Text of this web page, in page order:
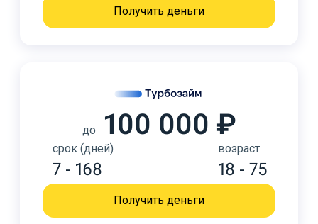
Получить деньги
до 100 000 ₽
срок (дней)
7 - 168
возраст
18 - 75
Получить деньги